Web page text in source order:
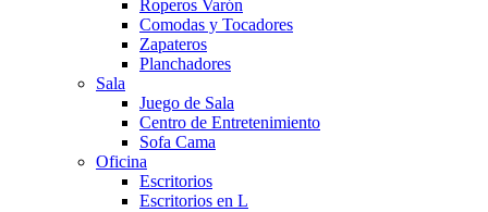
Roperos Varón
Comodas y Tocadores
Zapateros
Planchadores
Sala
Juego de Sala
Centro de Entretenimiento
Sofa Cama
Oficina
Escritorios
Escritorios en L